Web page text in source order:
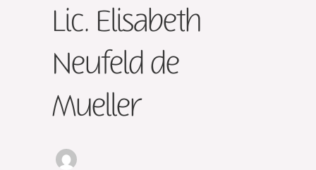
Lic. Elisabeth
Neufeld de
Mueller